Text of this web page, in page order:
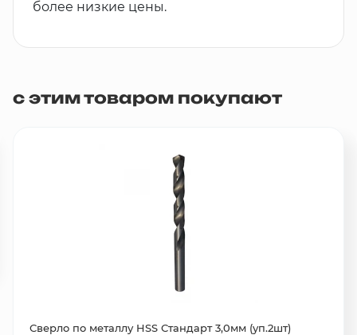
более низкие цены.
с этим товаром покупают
Сверло по металлу HSS Стандарт 3,0мм (уп.2шт)